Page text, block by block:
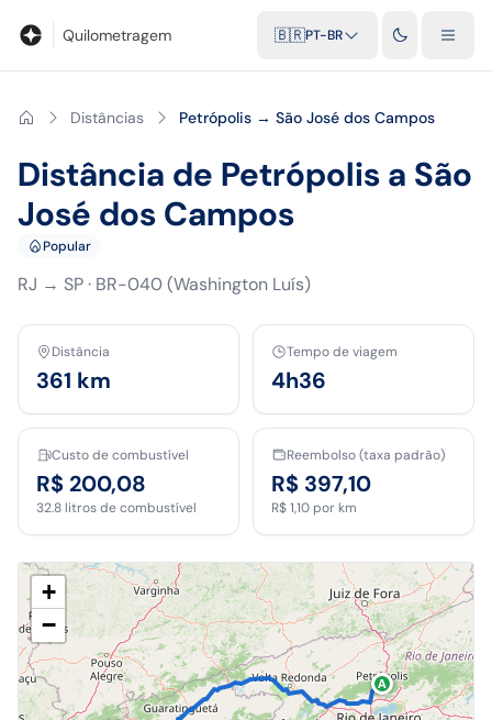
Quilometragem 🇧🇷PT-BR
Distâncias Petrópolis → São José dos Campos
Distância de Petrópolis a São
José dos Campos
Popular
RJ → SP· BR-040 (Washington Luís)
Distância
361 km
Tempo de viagem
4h36
Custo de combustível
R$ 200,08
32.8 litros de combustível
Reembolso (taxa padrão)
R$ 397,10
R$ 1,10 por km
A
+
−